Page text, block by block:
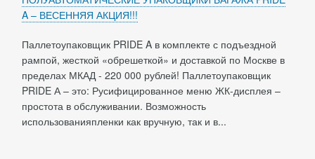
A – ВЕСЕННЯЯ АКЦИЯ!!!
Паллетоупаковщик PRIDE A в комплекте с подъездной
рампой, жесткой «обрешеткой» и доставкой по Москве в
пределах МКАД - 220 000 рублей! Паллетоупаковщик
PRIDE А – это: Русифицированное меню ЖК-дисплея –
простота в обслуживании. Возможность
использованияпленки как вручную, так и в...